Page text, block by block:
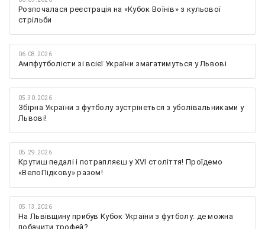
Розпочалася реєстрація на «Кубок Воїнів» з кульової
стрільби
06.08.2026
Ампфутболісти зі всієї України змагатимуться у Львові
05.30.2026
Збірна України з футболу зустрінеться з уболівальниками у
Львові!
05.29.2026
Крутиш педалі і потрапляєш у XVI століття! Проїдемо
«ВелоПідкову» разом!
05.13.2026
На Львівщину прибув Кубок України з футболу: де можна
побачити трофей?